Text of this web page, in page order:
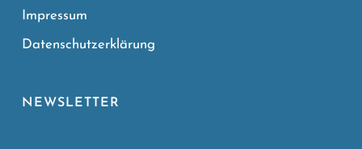
Impressum
Datenschutzerklärung
NEWSLETTER